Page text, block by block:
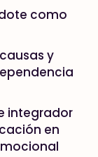
como
y
integrador
en